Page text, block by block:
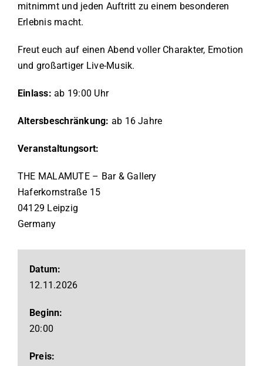
mitnimmt und jeden Auftritt zu einem besonderen
Erlebnis macht.
Freut euch auf einen Abend voller Charakter, Emotion
und großartiger Live-Musik.
Einlass: ab 19:00 Uhr
Altersbeschränkung: ab 16 Jahre
Veranstaltungsort:
THE MALAMUTE – Bar & Gallery
Haferkornstraße 15
04129 Leipzig
Germany
Datum:
12.11.2026
Beginn:
20:00
Preis: